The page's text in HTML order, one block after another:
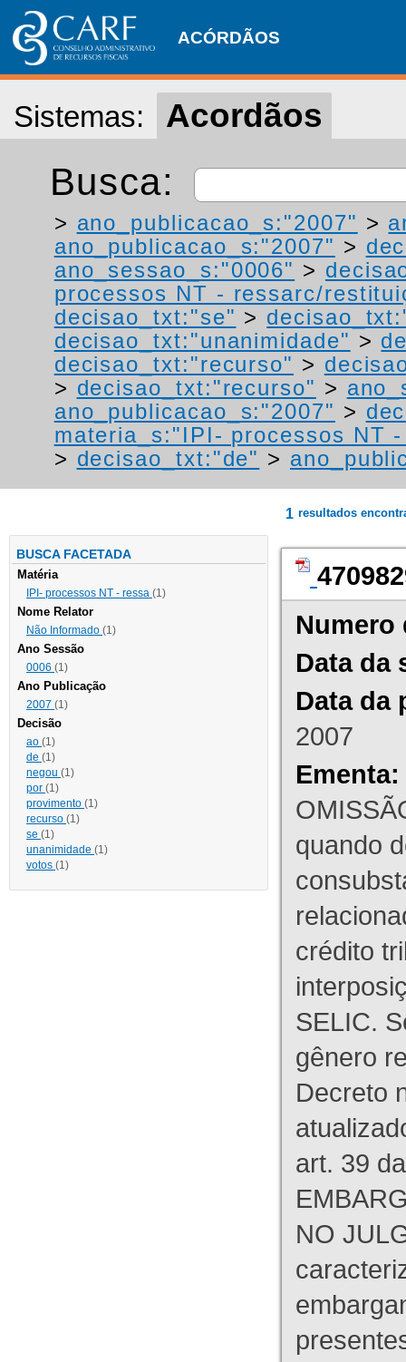
ACÓRDÃOS
Sistemas: Acordãos
Busca:
> ano_publicacao_s:"2007" >
ano_publicacao_s:"2007" >
ano_sessao_s:"0006" >
processos NT - ressarc/
decisao_txt:"se" >
decisao_txt:"unanimidade" >
decisao_txt:"recurso" >
> decisao_txt:"recurso" >
ano_publicacao_s:"2007" >
materia_s:"IPI- processos NT
> decisao_txt:"de" >
BUSCA FACETADA
Matéria
IPI- processos NT - ressa (1)
Nome Relator
Não Informado (1)
Ano Sessão
0006 (1)
Ano Publicação
2007 (1)
Decisão
ao (1)
de (1)
negou (1)
por (1)
provimento (1)
recurso (1)
se (1)
unanimidade (1)
votos (1)
1 resultados
Numero
Data da
Data da
2007
Ementa:
quando
crédito
SELIC.
gênero
Decreto
art. 39
NO